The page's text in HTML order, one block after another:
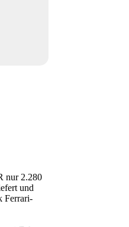
nur 2.280
und
Ferrari-